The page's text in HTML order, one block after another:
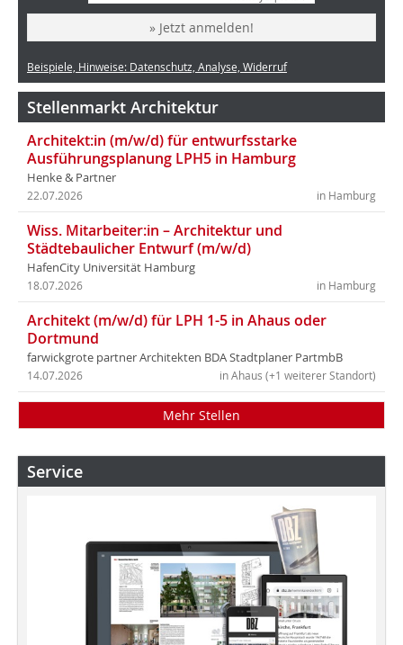
» Jetzt anmelden!
Beispiele, Hinweise: Datenschutz, Analyse, Widerruf
Stellenmarkt Architektur
Architekt:in (m/w/d) für entwurfsstarke
Ausführungsplanung LPH5 in Hamburg
Henke & Partner
in Hamburg
22.07.2026
Wiss. Mitarbeiter:in – Architektur und
Städtebaulicher Entwurf (m/w/d)
HafenCity Universität Hamburg
in Hamburg
18.07.2026
Architekt (m/w/d) für LPH 1-5 in Ahaus oder
Dortmund
farwickgrote partner Architekten BDA Stadtplaner PartmbB
in Ahaus (+1 weiterer Standort)
14.07.2026
Mehr Stellen
Service